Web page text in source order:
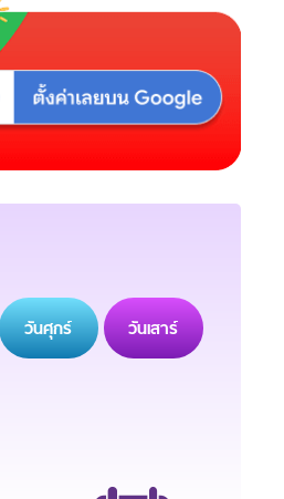
วันศุกร์ วันเสาร์